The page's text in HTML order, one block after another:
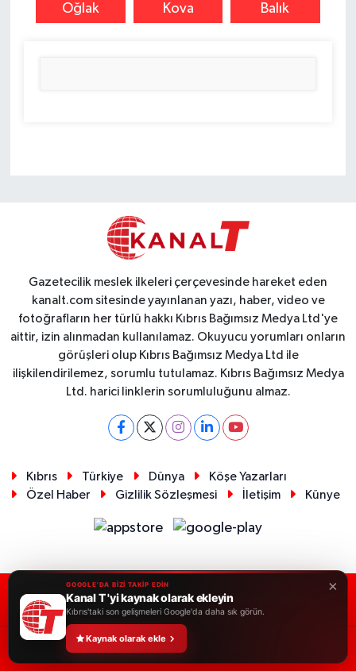
Oğlak Kova Balık
Gazetecilik meslek ilkeleri çerçevesinde hareket eden
kanalt.com sitesinde yayınlanan yazı, haber, video ve
fotoğrafların her türlü hakkı Kıbrıs Bağımsız Medya Ltd'ye
aittir, izin alınmadan kullanılamaz. Okuyucu yorumları onların
görüşleri olup Kıbrıs Bağımsız Medya Ltd ile
ilişkilendirilemez, sorumlu tutulamaz. Kıbrıs Bağımsız Medya
Ltd. harici linklerin sorumluluğunu almaz.
Kıbrıs Türkiye Dünya
Köşe Yazarları
Özel Haber
Gizlilik Sözleşmesi İletişim Künye
RSS Copyright © 2026. Her hakkı saklıdır.
Haber Yazılımı:
×
GOOGLE'DA BİZİ TAKİP EDİN
Kanal T 'yi kaynak olarak ekleyin
Kıbrıs'taki son gelişmeleri Google'da daha sık görün.
Kaynak olarak ekle